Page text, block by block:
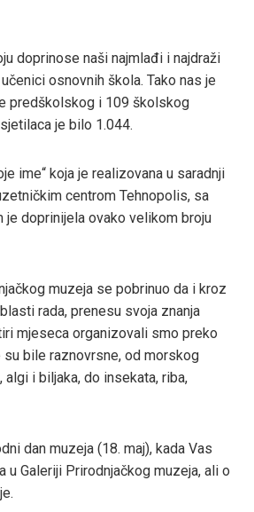
doprinose naši najmlađi i najdraži
osnovnih škola. Tako nas je
predškolskog i 109 školskog
je bilo 1.044.
ime“ koja je realizovana u saradnji
centrom Tehnopolis, sa
je doprinijela ovako velikom broju
muzeja se pobrinuo da i kroz
rada, prenesu svoja znanja
mjeseca organizovali smo preko
su bile raznovrsne, od morskog
i biljaka, do insekata, riba,
dan muzeja (18. maj), kada Vas
u Galeriji Prirodnjačkog muzeja, ali o